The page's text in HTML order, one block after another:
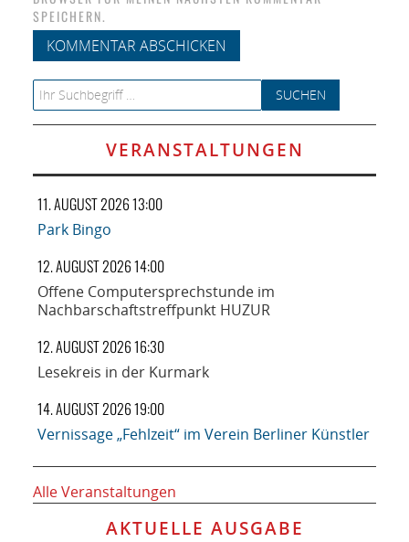
SPEICHERN.
Search for:
VERANSTALTUNGEN
11. AUGUST 2026 13:00
Park Bingo
12. AUGUST 2026 14:00
Offene Computersprechstunde im
Nachbarschaftstreffpunkt HUZUR
12. AUGUST 2026 16:30
Lesekreis in der Kurmark
14. AUGUST 2026 19:00
Vernissage „Fehlzeit“ im Verein Berliner Künstler
Alle Veranstaltungen
AKTUELLE AUSGABE